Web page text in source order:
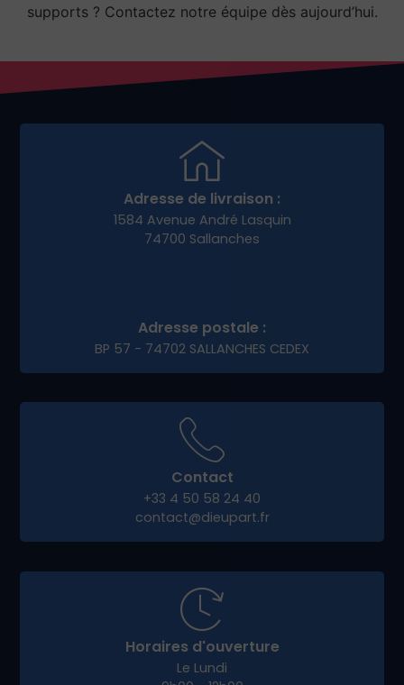
supports ? Contactez notre équipe dès aujourd’hui.
Adresse de livraison :
1584 Avenue André Lasquin
74700 Sallanches
Adresse postale :
BP 57 - 74702 SALLANCHES CEDEX
Contact
+33 4 50 58 24 40
contact@dieupart.fr
Horaires d'ouverture
Le Lundi